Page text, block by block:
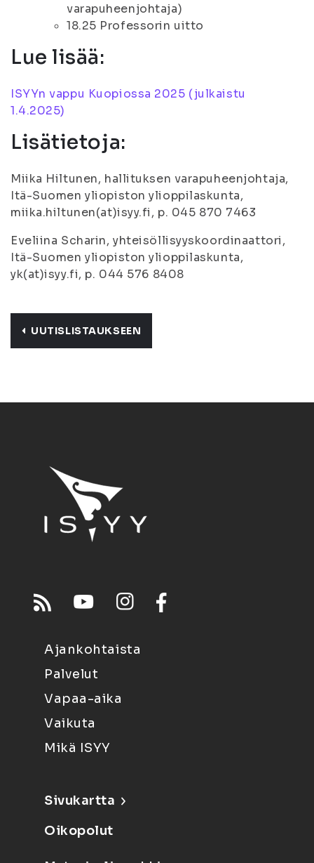
varapuheenjohtaja)
18.25 Professorin uitto
Lue lisää:
ISYYn vappu Kuopiossa 2025 (julkaistu
1.4.2025)
Lisätietoja:
Miika Hiltunen, hallituksen varapuheenjohtaja,
Itä-Suomen yliopiston ylioppilaskunta,
miika.hiltunen(at)isyy.fi, p. 045 870 7463
Eveliina Scharin, yhteisöllisyyskoordinaattori,
Itä-Suomen yliopiston ylioppilaskunta,
yk(at)isyy.fi, p. 044 576 8408
UUTISLISTAUKSEEN
Ajankohtaista
Palvelut
Vapaa-aika
Vaikuta
Mikä ISYY
Sivukartta
Oikopolut